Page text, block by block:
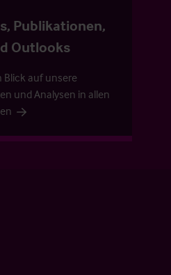
Publikationen,
Outlooks
Blick auf unsere
und Analysen in allen